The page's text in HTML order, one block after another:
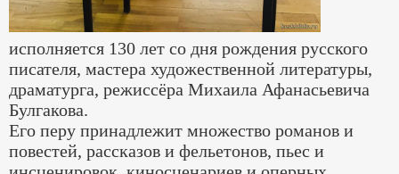
исполняется 130 лет со дня рождения русского
писателя, мастера художественной литературы,
драматурга, режиссёра Михаила Афанасьевича
Булгакова.
Его перу принадлежит множество романов и
повестей, рассказов и фельетонов, пьес и